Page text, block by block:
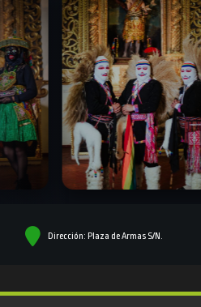
Dirección: Plaza de Armas S/N.